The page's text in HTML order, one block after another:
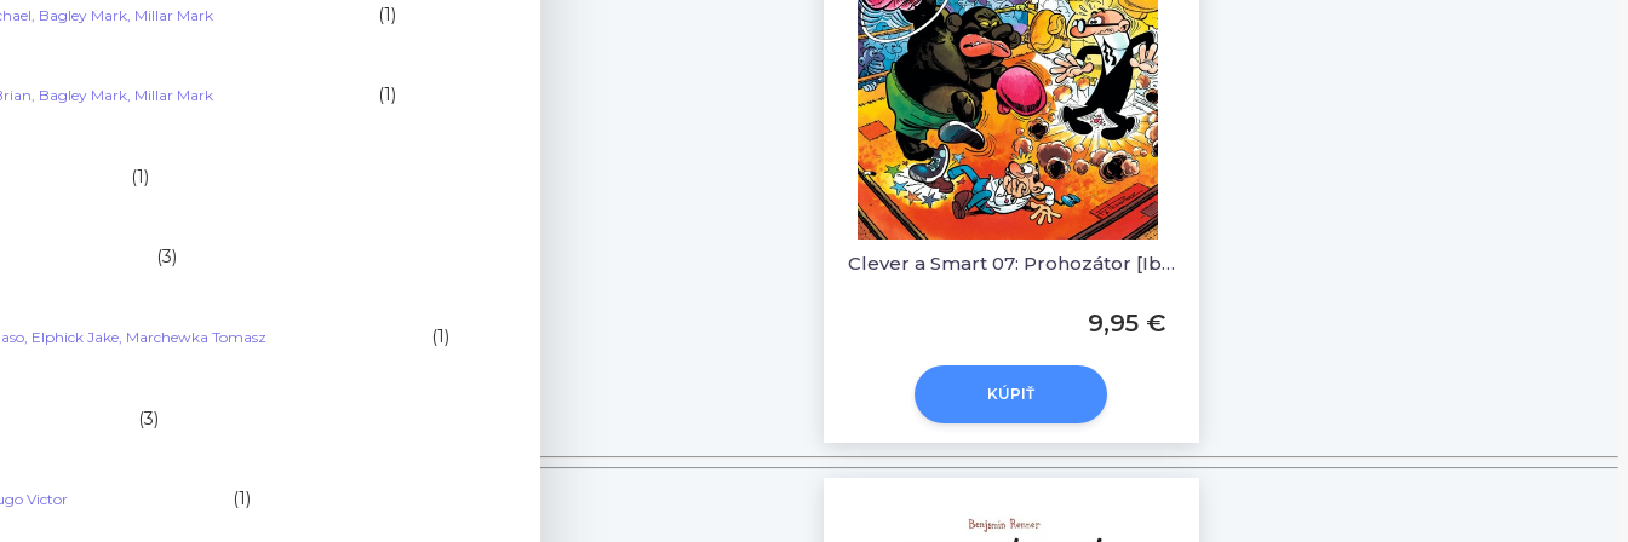
Bendis Brian Michael, Bagley Mark, Millar Mark
(1)
Bendis Michael Brian, Bagley Mark, Millar Mark
(1)
(1)
(3)
Bennato, Tommaso, Elphick Jake, Marchewka Tomasz
(1)
(3)
Bess Georges, Hugo Victor
(1)
Clever a Smart 07: Prohozátor [Ibánez Francisco]
9,95 €
KÚPIŤ